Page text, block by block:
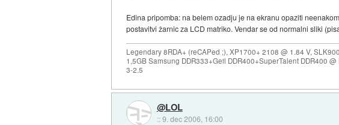
Edina pripomba: na belem ozadju je na ekranu opaziti
postavitvi žarnic za LCD matriko. Vendar se od normalni sliki
Legendary 8RDA+ (reCAPed ;), XP1700+ 2108 @ 1.84 V,
1,5GB Samsung DDR333+Geil DDR400+SuperTalent DDR400
3-2.5
@LOL
::9. dec 2006, 16:00